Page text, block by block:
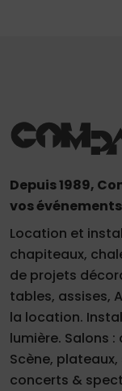
Depuis 1989,
vos
Location et
chapiteaux,
de projets
tables, assises,
la location.
lumière. Salons
Scène,
concerts &